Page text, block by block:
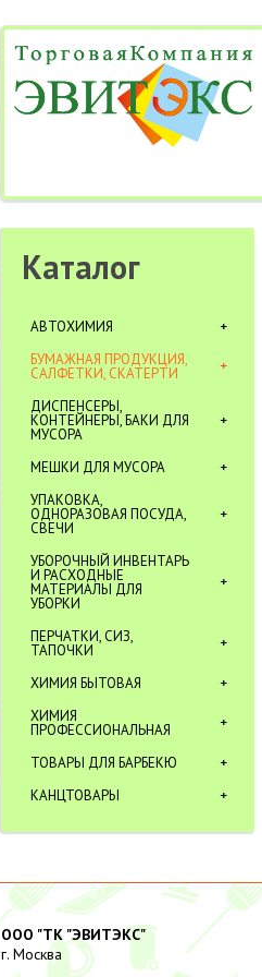
Каталог
АВТОХИМИЯ
БУМАЖНАЯ ПРОДУКЦИЯ,
САЛФЕТКИ, СКАТЕРТИ
ДИСПЕНСЕРЫ,
КОНТЕЙНЕРЫ, БАКИ ДЛЯ
МУСОРА
МЕШКИ ДЛЯ МУСОРА
УПАКОВКА,
ОДНОРАЗОВАЯ ПОСУДА,
СВЕЧИ
УБОРОЧНЫЙ ИНВЕНТАРЬ
И РАСХОДНЫЕ
МАТЕРИАЛЫ ДЛЯ
УБОРКИ
ПЕРЧАТКИ, СИЗ,
ТАПОЧКИ
ХИМИЯ БЫТОВАЯ
ХИМИЯ
ПРОФЕССИОНАЛЬНАЯ
ТОВАРЫ ДЛЯ БАРБЕКЮ
КАНЦТОВАРЫ
ООО "ТК "ЭВИТЭКС"
г. Москва